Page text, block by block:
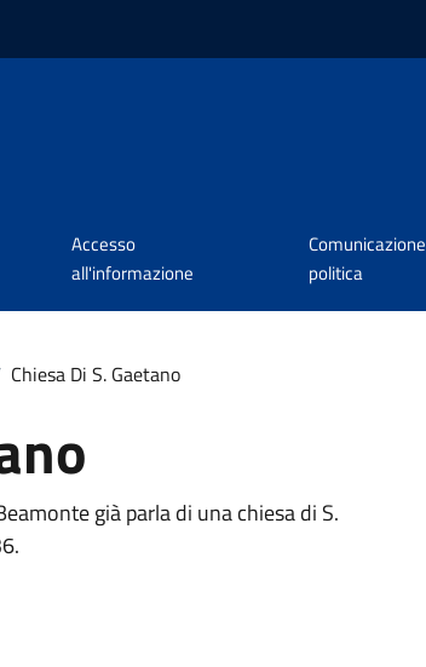
Accesso
all'informazione
Comunicazione
politica
Chiesa Di S. Gaetano
già parla di una chiesa di S.